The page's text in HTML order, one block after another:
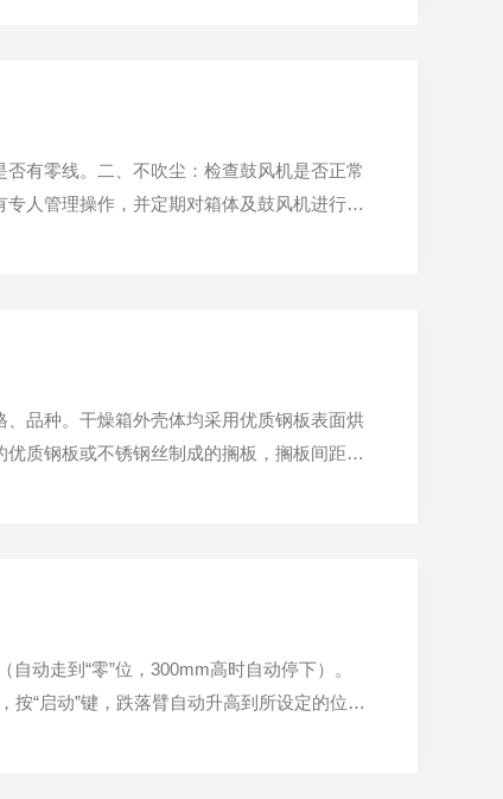
有零线。二、不吹尘：检查鼓风机是否正常
人管理操作，并定期对箱体及鼓风机进行清
品种。干燥箱外壳体均采用优质钢板表面烘
质钢板或不锈钢丝制成的搁板，搁板间距可
动走到“零”位，300mm高时自动停下）。
按“启动”键，跌落臂自动升高到所设定的位